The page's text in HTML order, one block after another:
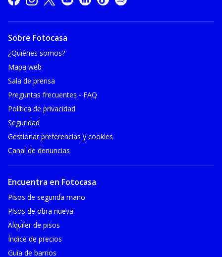
Sobre Fotocasa
¿Quiénes somos?
Mapa web
Sala de prensa
Preguntas frecuentes - FAQ
Política de privacidad
Seguridad
Gestionar preferencias y cookies
Canal de denuncias
Encuentra en Fotocasa
Pisos de segunda mano
Pisos de obra nueva
Alquiler de pisos
Índice de precios
Guía de barrios